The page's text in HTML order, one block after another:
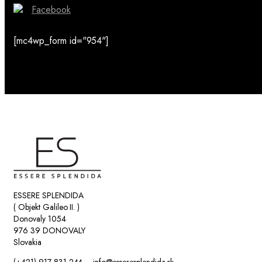
Facebook
[mc4wp_form id="954"]
ESSERE SPLENDIDA
( Objekt Galileo II. )
Donovaly 1054
976 39 DONOVALY
Slovakia